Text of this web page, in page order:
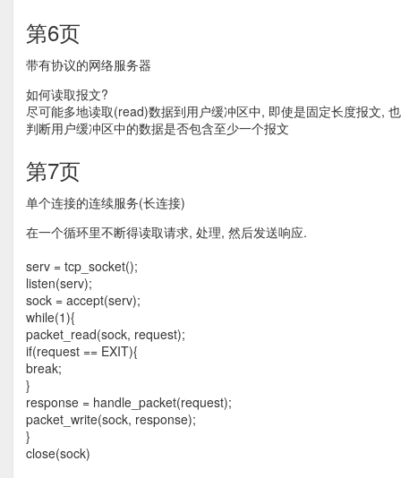
第6页
带有协议的网络服务器
如何读取报文?
尽可能多地读取(read)数据到用户缓冲区中, 即使是固定长度报文,
判断用户缓冲区中的数据是否包含至少一个报文
第7页
单个连接的连续服务(长连接)
在一个循环里不断得读取请求, 处理, 然后发送响应.
serv = tcp_socket();
listen(serv);
sock = accept(serv);
while(1){
packet_read(sock, request);
if(request == EXIT){
break;
}
response = handle_packet(request);
packet_write(sock, response);
}
close(sock)